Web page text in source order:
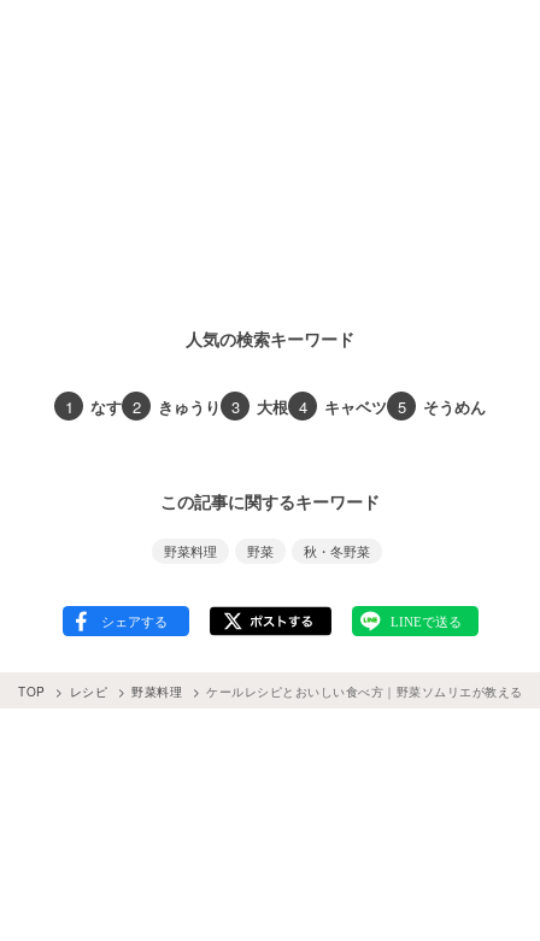
人気の検索キーワード
1 なす 2 きゅうり 3 大根 4 キャベツ 5 そうめん
この記事に関するキーワード
野菜料理 野菜 秋・冬野菜
TOP レシピ 野菜料理 ケールレシピとおいしい食べ方｜野菜ソムリエが教える苦